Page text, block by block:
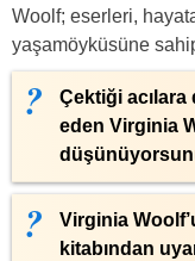
Woolf; eserleri, hayata
yaşamöyküsüne
Çektiği
eden Virginia
Virginia
kitabından